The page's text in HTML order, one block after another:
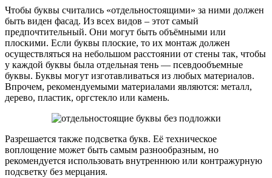
Чтобы буквы считались «отдельностоящими» за ними должен
быть виден фасад. Из всех видов – этот самый
предпочтительный. Они могут быть объёмными или
плоскими. Если буквы плоские, то их монтаж должен
осуществляться на небольшом расстоянии от стены так, чтобы
у каждой буквы была отдельная тень — псевдообъемные
буквы. Буквы могут изготавливаться из любых материалов.
Впрочем, рекомендуемыми материалами являются: металл,
дерево, пластик, оргстекло или камень.
Разрешается также подсветка букв. Её техническое
воплощение может быть самым разнообразным, но
рекомендуется использовать внутреннюю или контражурную
подсветку без мерцания.